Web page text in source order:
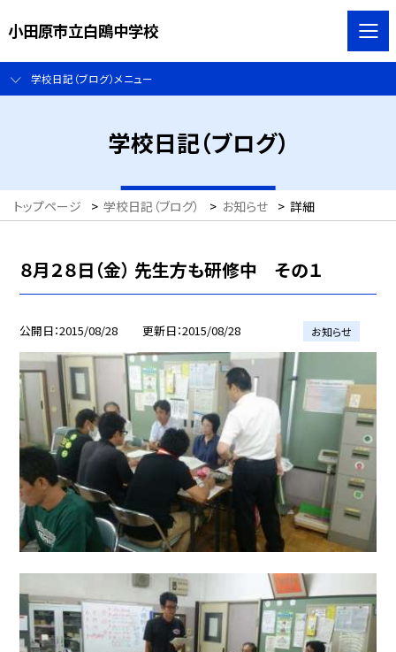
小田原市立白鴎中学校
学校日記（ブログ）メニュー
学校日記（ブログ）
トップページ > 学校日記（ブログ） > お知らせ > 詳細
８月２８日（金） 先生方も研修中 その１
公開日 2015/08/28 更新日 2015/08/28 お知らせ